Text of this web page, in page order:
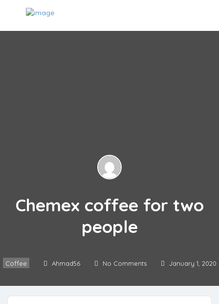
Chemex coffee for two
people
Coffee Ahmad56 No Comments January 1, 2020